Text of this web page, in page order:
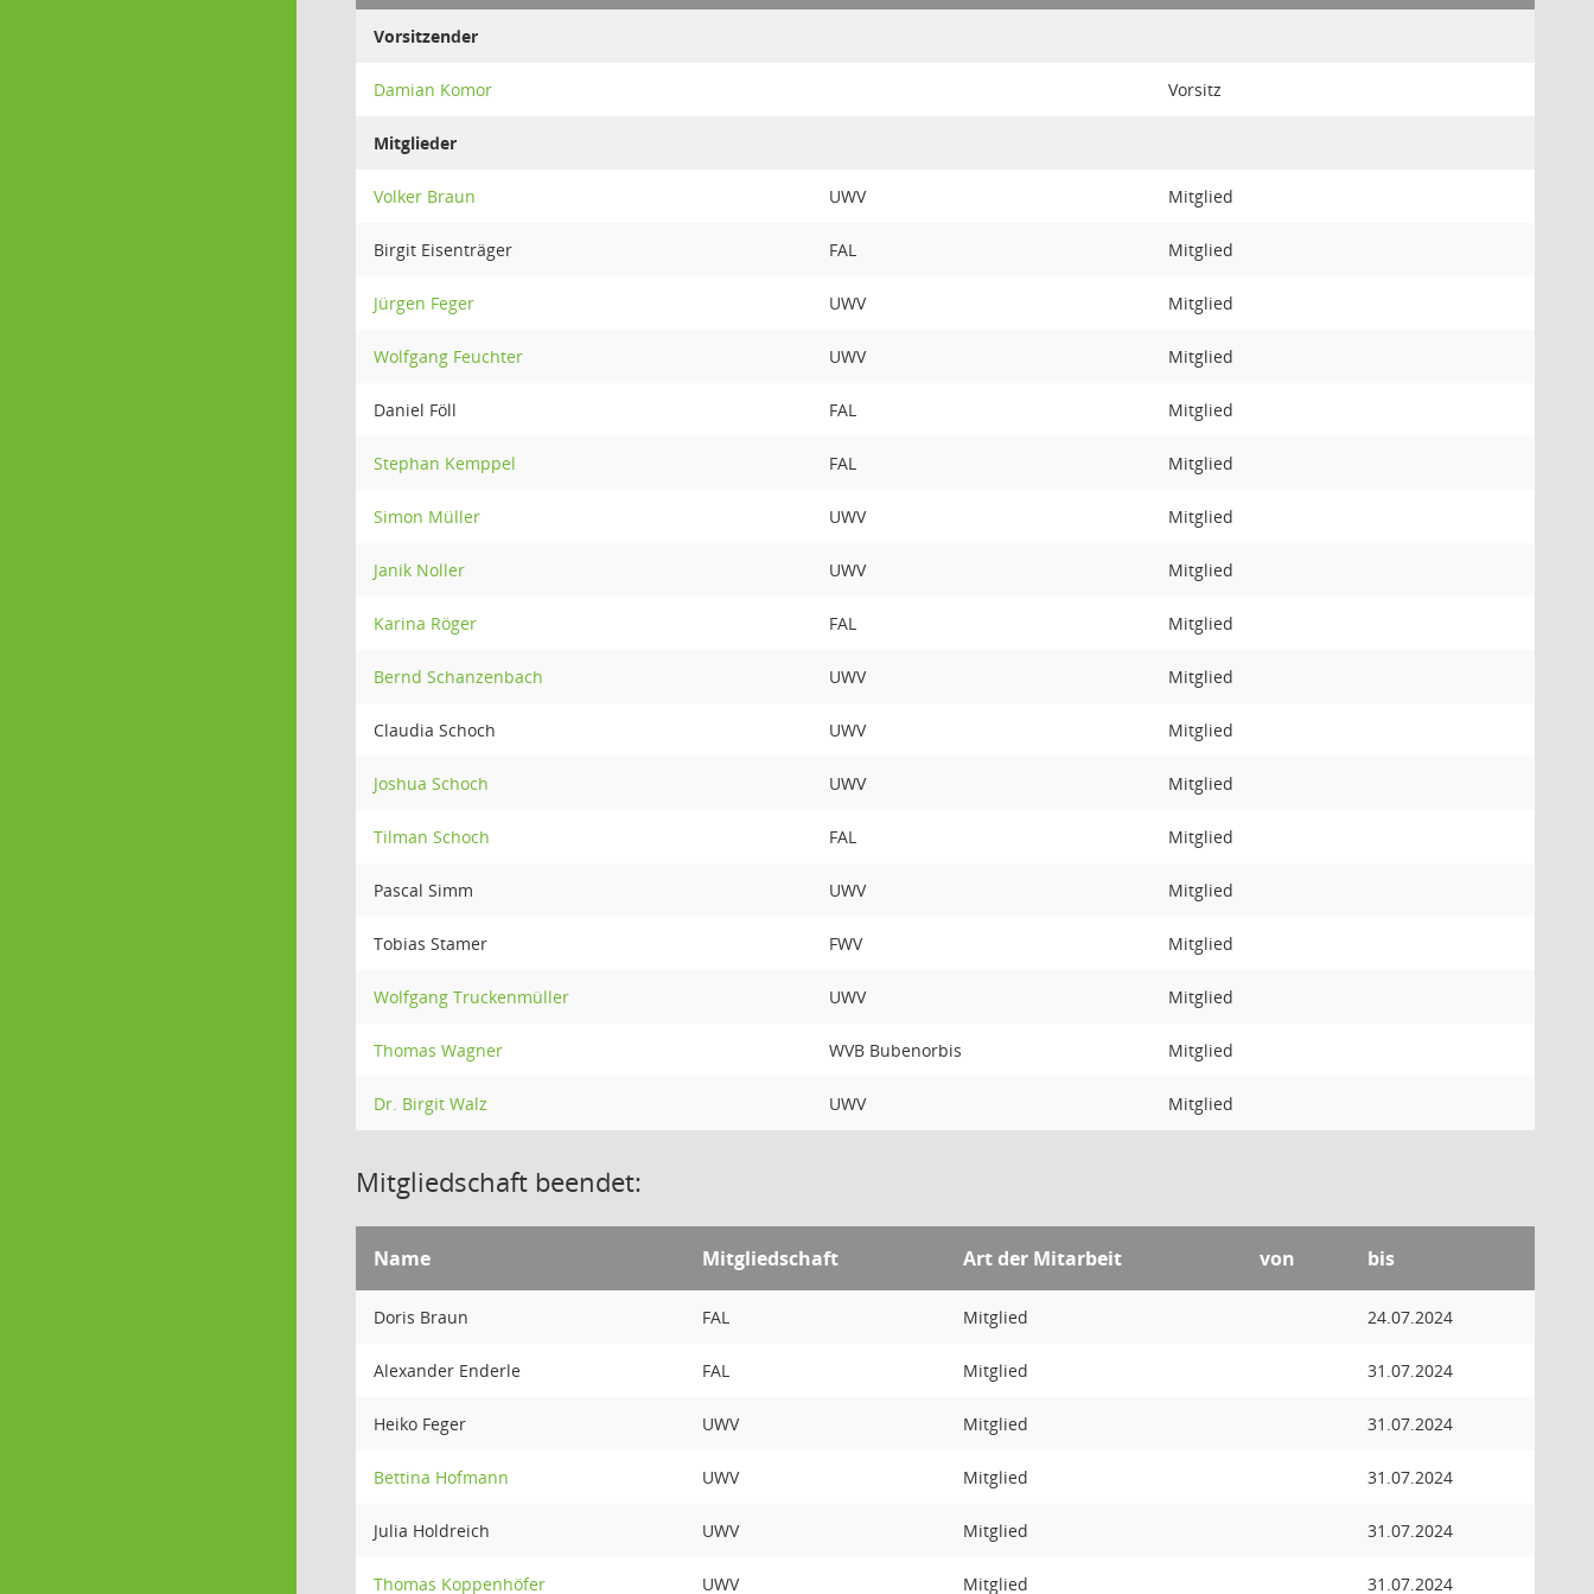
Vorsitzender
Damian Komor Vorsitz
Mitglieder
Volker Braun UWV Mitglied
Birgit Eisenträger FAL Mitglied
Jürgen Feger UWV Mitglied
Wolfgang Feuchter UWV Mitglied
Daniel Föll FAL Mitglied
Stephan Kemppel FAL Mitglied
Simon Müller UWV Mitglied
Janik Noller UWV Mitglied
Karina Röger FAL Mitglied
Bernd Schanzenbach UWV Mitglied
Claudia Schoch UWV Mitglied
Joshua Schoch UWV Mitglied
Tilman Schoch FAL Mitglied
Pascal Simm UWV Mitglied
Tobias Stamer FWV Mitglied
Wolfgang Truckenmüller UWV Mitglied
Thomas Wagner WVB Bubenorbis Mitglied
Dr. Birgit Walz UWV Mitglied
Mitgliedschaft beendet:
Name Mitgliedschaft Art der Mitarbeit von bis
Doris Braun FAL Mitglied 24.07.2024
Alexander Enderle FAL Mitglied 31.07.2024
Heiko Feger UWV Mitglied 31.07.2024
Bettina Hofmann UWV Mitglied 31.07.2024
Julia Holdreich UWV Mitglied 31.07.2024
Thomas Koppenhöfer UWV Mitglied 31.07.2024